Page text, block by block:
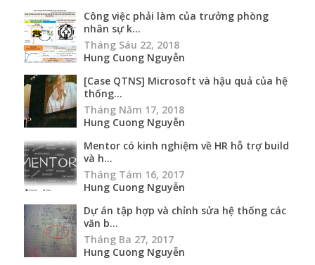
Công việc phải làm của trưởng phòng
nhân sự k...
Tháng Sáu 22, 2018
Hung Cuong Nguyễn
[Case QTNS] Microsoft và hậu quả của hệ
thống...
Tháng Năm 17, 2018
Hung Cuong Nguyễn
Mentor có kinh nghiệm về HR hỗ trợ build
và h...
Tháng Tám 16, 2017
Hung Cuong Nguyễn
Dự án tập hợp và chỉnh sửa hệ thống các
văn b...
Tháng Ba 27, 2017
Hung Cuong Nguyễn